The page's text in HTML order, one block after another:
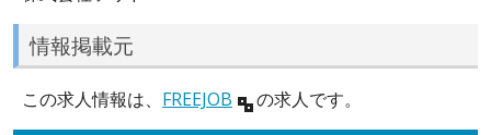
情報掲載元
この求人情報は、 FREEJOB の求人です。